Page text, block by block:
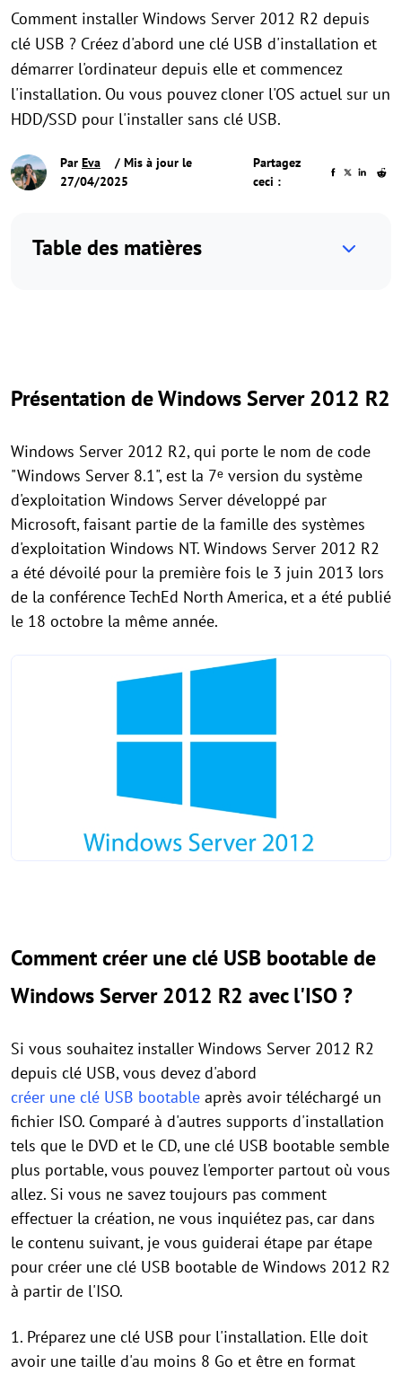
Comment installer Windows Server 2012 R2 depuis
clé USB ? Créez d'abord une clé USB d'installation et
démarrer l'ordinateur depuis elle et commencez
l'installation. Ou vous pouvez cloner l'OS actuel sur un
HDD/SSD pour l'installer sans clé USB.
Par Eva
/ Mis à jour le
27/04/2025
Partagez
ceci :
Table des matières
Présentation de Windows Server 2012 R2
Windows Server 2012 R2, qui porte le nom de code
"Windows Server 8.1", est la 7ᵉ version du système
d'exploitation Windows Server développé par
Microsoft, faisant partie de la famille des systèmes
d'exploitation Windows NT. Windows Server 2012 R2
a été dévoilé pour la première fois le 3 juin 2013 lors
de la conférence TechEd North America, et a été publié
le 18 octobre la même année.
Comment créer une clé USB bootable de
Windows Server 2012 R2 avec l'ISO ?
Si vous souhaitez installer Windows Server 2012 R2
depuis clé USB, vous devez d'abord
créer une clé USB bootable après avoir téléchargé un
fichier ISO. Comparé à d'autres supports d'installation
tels que le DVD et le CD, une clé USB bootable semble
plus portable, vous pouvez l'emporter partout où vous
allez. Si vous ne savez toujours pas comment
effectuer la création, ne vous inquiétez pas, car dans
le contenu suivant, je vous guiderai étape par étape
pour créer une clé USB bootable de Windows 2012 R2
à partir de l'ISO.
1. Préparez une clé USB pour l'installation. Elle doit
avoir une taille d'au moins 8 Go et être en format